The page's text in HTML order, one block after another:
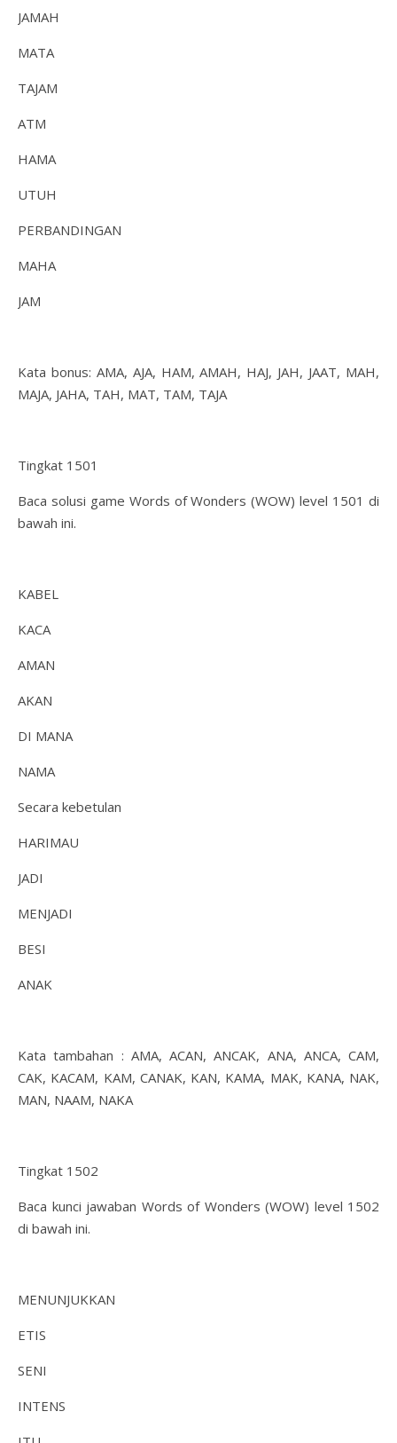
JAMAH
MATA
TAJAM
ATM
HAMA
UTUH
PERBANDINGAN
MAHA
JAM
Kata bonus: AMA, AJA, HAM, AMAH, HAJ, JAH, JAAT, MAH,
MAJA, JAHA, TAH, MAT, TAM, TAJA
Tingkat 1501
Baca solusi game Words of Wonders (WOW) level 1501 di
bawah ini.
KABEL
KACA
AMAN
AKAN
DI MANA
NAMA
Secara kebetulan
HARIMAU
JADI
MENJADI
BESI
ANAK
Kata tambahan : AMA, ACAN, ANCAK, ANA, ANCA, CAM,
CAK, KACAM, KAM, CANAK, KAN, KAMA, MAK, KANA, NAK,
MAN, NAAM, NAKA
Tingkat 1502
Baca kunci jawaban Words of Wonders (WOW) level 1502
di bawah ini.
MENUNJUKKAN
ETIS
SENI
INTENS